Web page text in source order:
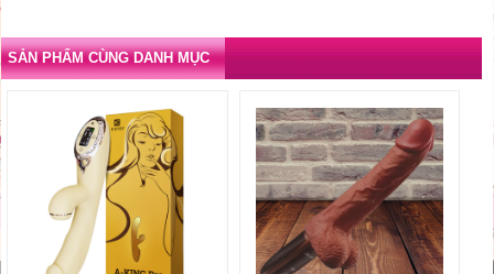
SẢN PHẨM CÙNG DANH MỤC